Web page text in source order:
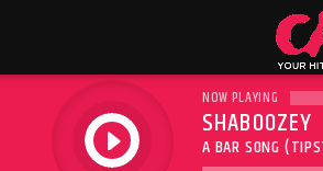
play
NOW PLAYING
SHABOOZEY
A BAR SONG